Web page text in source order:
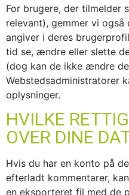
For brugere, der tilmelder
relevant), gemmer vi
angiver i deres
tid se, ændre eller slette
(dog kan de ikke ændre
Webstedsadministratorer
oplysninger.
HVILKE
OVER DINE
Hvis du har en konto på
efterladt kommentarer,
en eksporteret fil med de